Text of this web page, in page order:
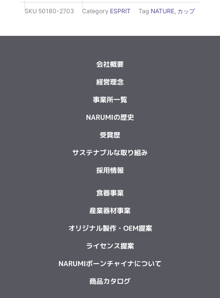
SKU 50180-2703 Category ESPRIT Tag NATURE カップ
会社概要
経営理念
事業所一覧
NARUMIの歴史
受賞歴
サステナブルな取り組み
採用情報
食器事業
産業器材事業
オリジナル製作・OEM提案
ライセンス提案
NARUMIボーンチャイナについて
商品カタログ